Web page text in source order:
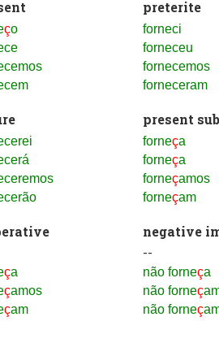
preterite
ço forneci
forneceu
fornecemos
forneceram
present
forneça
forneça
forneçamos
forneçam
negative
--
ça não forneça
çamos não forneç
çam não forneç